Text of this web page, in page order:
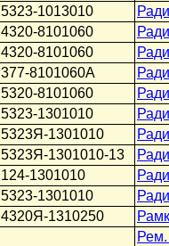
5323-1013010
4320-8101060
4320-8101060
377-8101060А
5320-8101060
5323-1301010
5323Я-1301010
5323Я-1301010-13
124-1301010
5323-1301010
4320Я-1310250
Рем.